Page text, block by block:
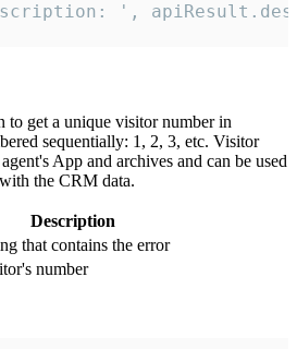
',
to get a unique visitor number in
sequentially: 1, 2, 3, etc. Visitor
App and archives and can be used
the CRM data.
Description
that contains the error
number